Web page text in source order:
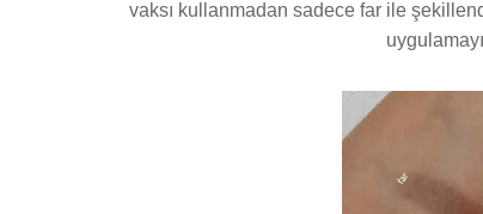
vaksı kullanmadan sadece far ile